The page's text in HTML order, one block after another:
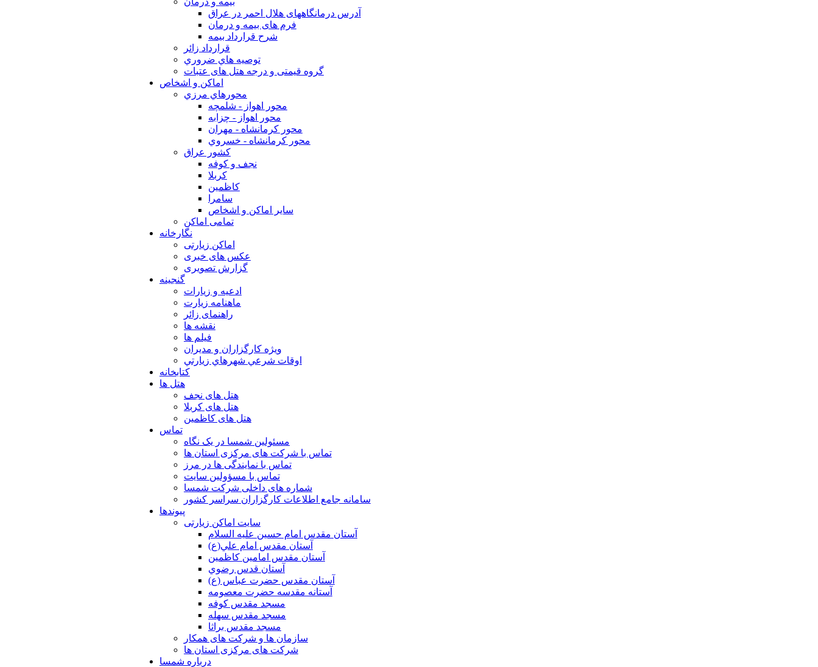
آدرس درمانگاههای هلال احمر در عراق
فرم های بیمه و درمان
شرح قرارداد بیمه
قرارداد زائر
توصيه هاي ضروري
گروه قیمتی و درجه هتل های عتبات
اماکن و اشخاص
محورهاي مرزي
محور اهواز - شلمچه
محور اهواز - چزابه
محور كرمانشاه - مهران
محور كرمانشاه - خسروي
كشور عراق
نجف و كوفه
كربلا
كاظمين
سامرا
ساير اماكن و اشخاص
تمامی اماکن
نگارخانه
اماکن زیارتی
عکس های خبری
گزارش تصویری
گنجینه
ادعیه و زیارات
ماهنامه زیارت
راهنمای زائر
نقشه ها
فیلم ها
ويژه كارگزاران و مديران
اوقات شرعي شهرهاي زيارتي
کتابخانه
هتل ها
هتل های نجف
هتل های کربلا
هتل های کاظمین
تماس
مسئولین شمسا در یک نگاه
تماس با شرکت های مرکزی استان ها
تماس با نمایندگی ها در مرز
تماس با مسؤولین سایت
شماره های داخلی شرکت شمسا
سامانه جامع اطلاعات کارگزاران سراسر کشور
پیوندها
سایت اماکن زیارتی
آستان مقدس امام حسين عليه السلام
آستان مقدس امام علي(ع)
آستان مقدس امامين كاظمين
آستان قدس رضوي
آستان مقدس حضرت عباس (ع)
آستانه مقدسه حضرت معصومه
مسجد مقدس كوفه
مسجد مقدس سهله
مسجد مقدس براثا
سازمان ها و شرکت های همکار
شرکت های مرکزی استان ها
درباره شمسا